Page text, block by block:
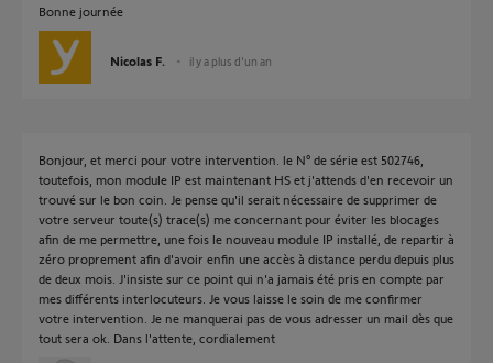
Bonne journée
Nicolas F. il y a plus d'un an
Bonjour, et merci pour votre intervention. le N° de série est 502746,
toutefois, mon module IP est maintenant HS et j'attends d'en recevoir un
trouvé sur le bon coin. Je pense qu'il serait nécessaire de supprimer de
votre serveur toute(s) trace(s) me concernant pour éviter les blocages
afin de me permettre, une fois le nouveau module IP installé, de repartir à
zéro proprement afin d'avoir enfin une accès à distance perdu depuis plus
de deux mois. J'insiste sur ce point qui n'a jamais été pris en compte par
mes différents interlocuteurs. Je vous laisse le soin de me confirmer
votre intervention. Je ne manquerai pas de vous adresser un mail dès que
tout sera ok. Dans l'attente, cordialement